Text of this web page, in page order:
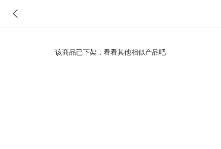
该商品已下架，看看其他相似产品吧